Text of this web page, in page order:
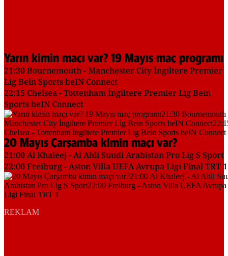
Yarın kimin maçı var? 19 Mayıs maç programı
21:30 Bournemouth - Manchester City İngiltere Premier
Lig Bein Sports beIN Connect
22:15 Chelsea - Tottenham İngiltere Premier Lig Bein
Sports beIN Connect
20 Mayıs Çarşamba kimin maçı var?
21:00 Al Khaleej - Al Ahli Suudi Arabistan Pro Lig S Sport
22:00 Freiburg - Aston Villa UEFA Avrupa Ligi Final TRT 1
REKLAM